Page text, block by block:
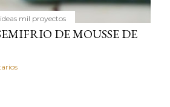
mil proyectos
DE MOUSSE DE